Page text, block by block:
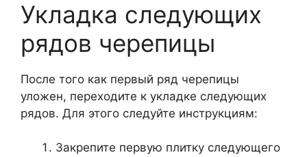
Укладка следующих
рядов черепицы
После того как первый ряд черепицы
уложен, переходите к укладке следующих
рядов. Для этого следуйте инструкциям:
Закрепите первую плитку следующего